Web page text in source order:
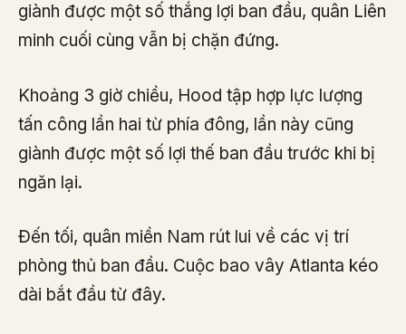
giành được một số thắng lợi ban đầu, quân Liên
minh cuối cùng vẫn bị chặn đứng.
Khoảng 3 giờ chiều, Hood tập hợp lực lượng
tấn công lần hai từ phía đông, lần này cũng
giành được một số lợi thế ban đầu trước khi bị
ngăn lại.
Đến tối, quân miền Nam rút lui về các vị trí
phòng thủ ban đầu. Cuộc bao vây Atlanta kéo
dài bắt đầu từ đây.